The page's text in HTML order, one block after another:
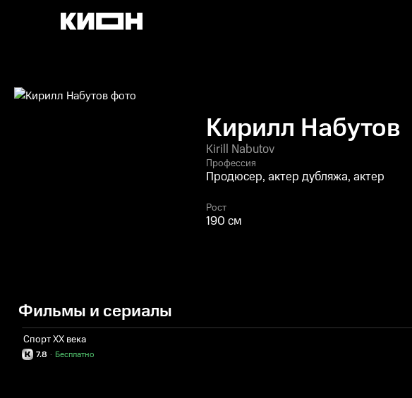
Кирилл Набутов
Kirill Nabutov
Профессия
Продюсер, актер дубляжа, актер
Рост
190 см
Фильмы и сериалы
Спорт XX века
7.8 Бесплатно
·